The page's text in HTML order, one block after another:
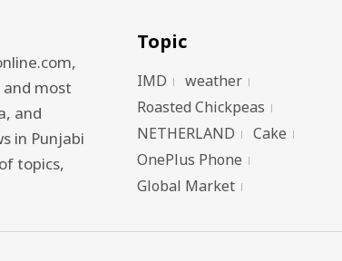
most
and
in Punjabi
topics,
Topic
IMD
weather
Roasted Chickpeas
NETHERLAND
Cake
OnePlus Phone
Global Market